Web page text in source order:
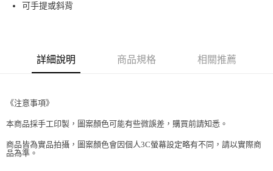
街口支付
Google Pay
【關於「AFTEE先享後付」】
便利好安心！
１．簡單：不需註冊會員、不需綁卡、不需儲值。
２．便利：只要手機號碼，簡訊認證，即可結帳。
運送方式
可手提或斜背
詳細說明 商品規格 相關推薦
《注意事項》
本商品採手工印製，圖案顏色可能有些微誤差，購買前請知悉。
商品皆為實品拍攝，圖案顏色會因個人3C螢幕設定略有不同，請以實際商
品為準。